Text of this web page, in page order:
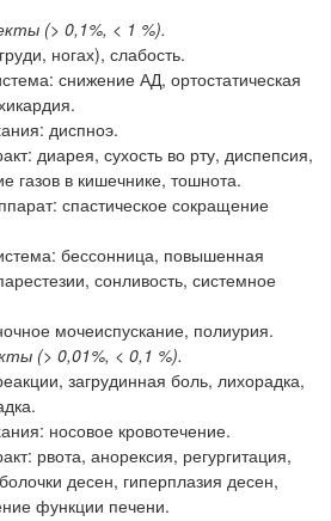
(> 0,1%, < 1 %).
ногах), слабость.
снижение АД, ортостатическая
диспноэ.
диарея, сухость во рту, диспепсия,
газов в кишечнике, тошнота.
спастическое сокращение
бессонница, повышенная
сонливость, системное
мочеиспускание, полиурия.
(> 0,01%, < 0,1 %).
загрудинная боль, лихорадка,
носовое кровотечение.
рвота, анорексия, регургитация,
десен, гиперплазия десен,
функции печени.